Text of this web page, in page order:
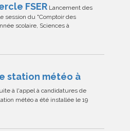
FSER Lancement des
session du "Comptoir des
scolaire, Sciences à
station météo à
à l'appel à candidatures de
météo a été installée le 19